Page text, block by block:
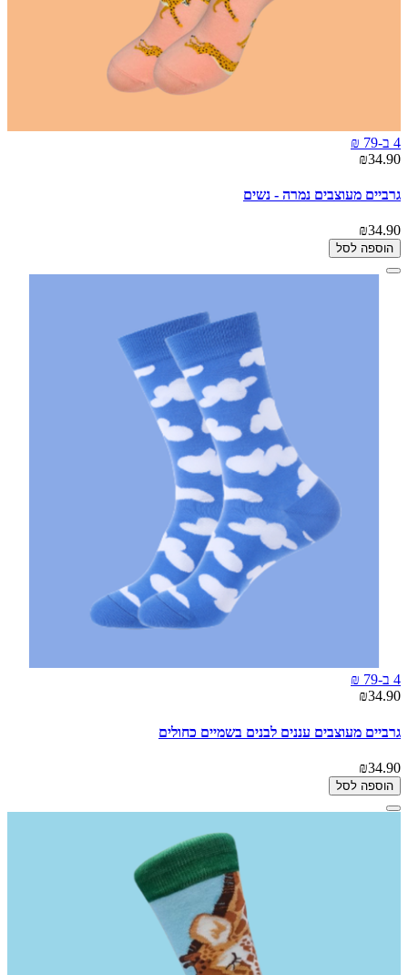
4 ב-79 ₪
₪34.90
גרביים מעוצבים נמרה - נשים
₪34.90
הוספה לסל
4 ב-79 ₪
₪34.90
גרביים מעוצבים עננים לבנים בשמיים כחולים
₪34.90
הוספה לסל